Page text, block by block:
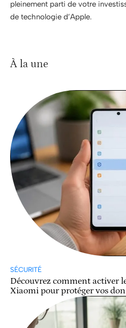
pleinement parti de votre
de technologie d’Apple.
À la une
SÉCURITÉ
Découvrez comment activer
Xiaomi pour protéger vos